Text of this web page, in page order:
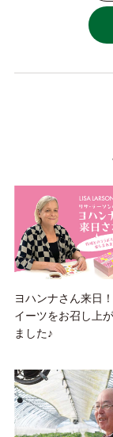
ヨハンナさん来日
イーツをお召し上
ました♪